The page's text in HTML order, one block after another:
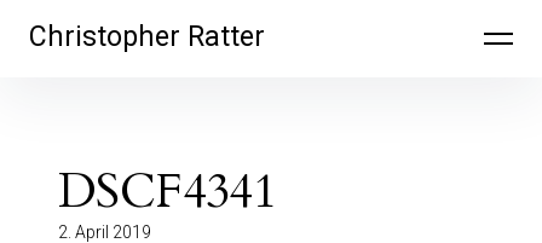
überspringen
Christopher Ratter
DSCF4341
2. April 2019